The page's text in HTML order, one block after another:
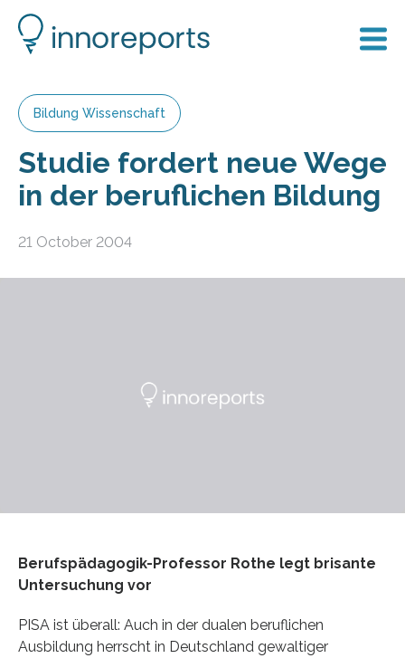
Bildung Wissenschaft
Studie fordert neue Wege
in der beruflichen Bildung
21 October 2004
Berufspädagogik-Professor Rothe legt brisante
Untersuchung vor
PISA ist überall: Auch in der dualen beruflichen
Ausbildung herrscht in Deutschland gewaltiger